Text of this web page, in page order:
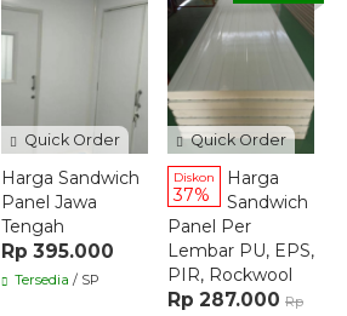
Quick Order
Harga Sandwich
Panel Jawa
Tengah
Rp 395.000
Tersedia / SP
Quick Order
Diskon
37%
Harga
Sandwich
Panel Per
Lembar PU, EPS,
PIR, Rockwool
Rp 287.000 Rp